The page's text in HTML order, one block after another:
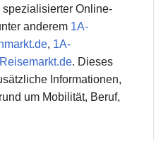
Online-
anderem 1A-
, 1A-
. Dieses
Informationen,
um Mobilität, Beruf,